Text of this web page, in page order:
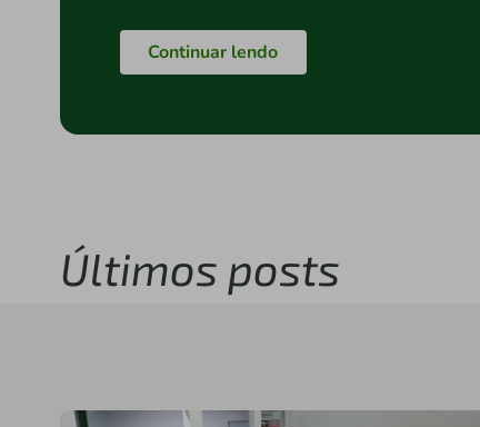
Continuar lendo
Últimos posts